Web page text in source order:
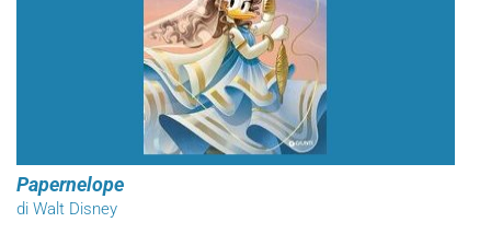
Papernelope
di Walt Disney